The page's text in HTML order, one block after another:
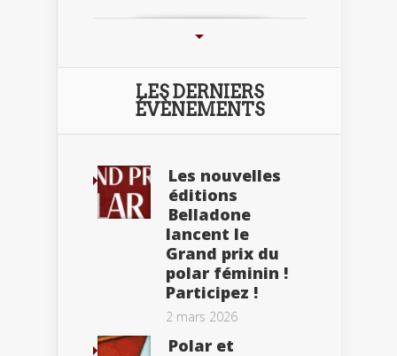
LES DERNIERS
ÉVÈNEMENTS
Les nouvelles
éditions
Belladone
lancent le
Grand prix du
polar féminin !
Participez !
2 mars 2026
Polar et